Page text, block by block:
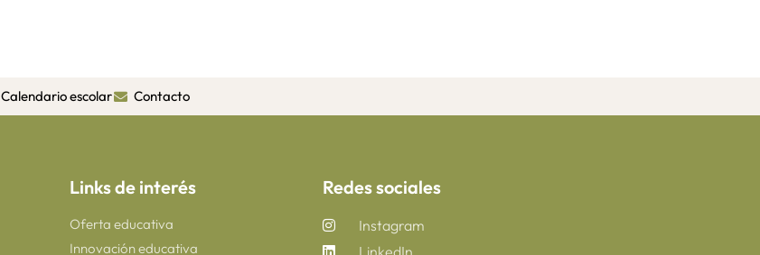
Calendario escolar Contacto
Links de interés
Oferta educativa
Innovación educativa
Redes sociales
Instagram